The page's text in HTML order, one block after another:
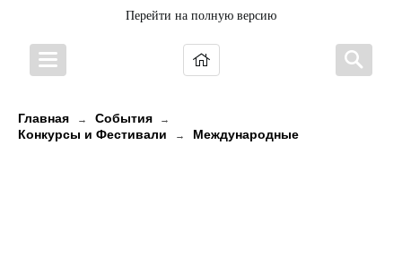
Перейти на полную версию
Главная → События →
Конкурсы и Фестивали → Международные